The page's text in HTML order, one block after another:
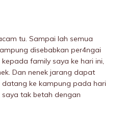
tu. Sampai lah semua
disebabkan per4ngai
family saya ke hari ini,
Dan nenek jarang dapat
datang ke kampung pada hari
tak betah dengan